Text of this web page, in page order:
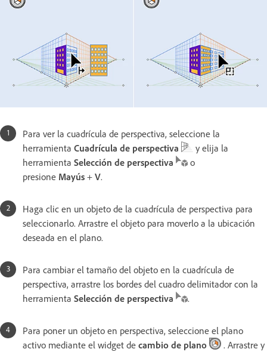
Para ver la cuadrícula de perspectiva, seleccione la
herramienta Cuadrícula de perspectiva
y elija la
herramienta Selección de perspectiva
o
presione Mayús + V.
Haga clic en un objeto de la cuadrícula de perspectiva para
seleccionarlo. Arrastre el objeto para moverlo a la ubicación
deseada en el plano.
Para cambiar el tamaño del objeto en la cuadrícula de
perspectiva, arrastre los bordes del cuadro delimitador con la
herramienta Selección de perspectiva .
Para poner un objeto en perspectiva, seleccione el plano
activo mediante el widget de cambio de plano
. Arrastre y